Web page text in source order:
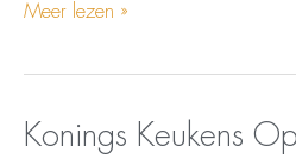
Meer lezen »
Konings Keukens
Konings
Keukens
Opslaan
in